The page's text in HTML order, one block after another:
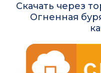
Скачать через
Огненная